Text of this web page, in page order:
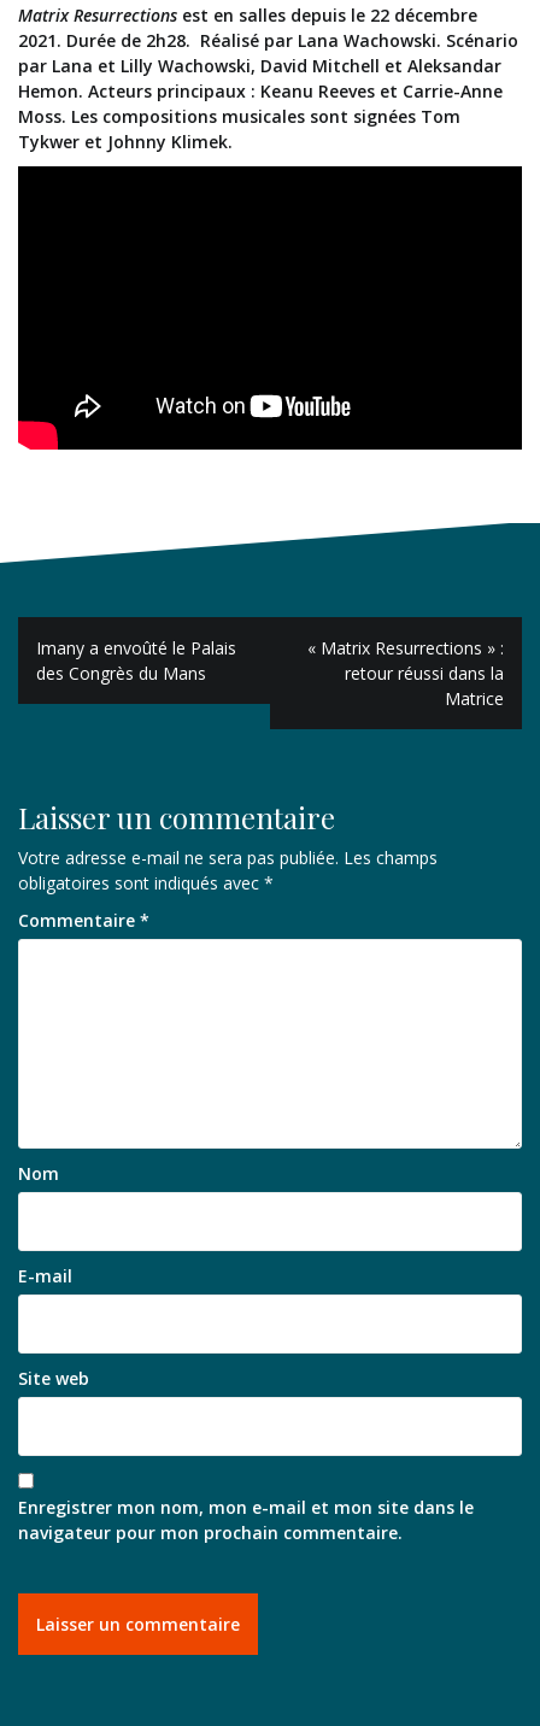
Matrix Resurrections est en salles depuis le 22 décembre
2021. Durée de 2h28. Réalisé par Lana Wachowski. Scénario
par Lana et Lilly Wachowski, David Mitchell et Aleksandar
Hemon. Acteurs principaux : Keanu Reeves et Carrie-Anne
Moss. Les compositions musicales sont signées Tom
Tykwer et Johnny Klimek.
Navigation
de
l’article
Imany a envoûté le Palais
des Congrès du Mans
« Matrix Resurrections » :
retour réussi dans la
Matrice
Laisser un commentaire
Votre adresse e-mail ne sera pas publiée. Les champs
obligatoires sont indiqués avec *
Commentaire *
Nom
E-mail
Site web
Enregistrer mon nom, mon e-mail et mon site dans le
navigateur pour mon prochain commentaire.